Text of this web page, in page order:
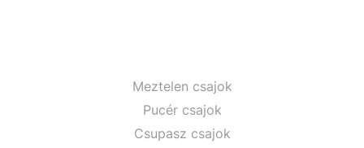
Meztelen csajok
Pucér csajok
Csupasz csajok